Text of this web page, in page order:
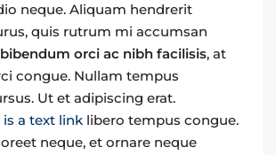
neque. Aliquam hendrerit
quis rutrum mi accumsan
orci ac nibh facilisis, at
congue. Nullam tempus
Ut et adipiscing erat.
a text link libero tempus congue.
neque, et ornare neque